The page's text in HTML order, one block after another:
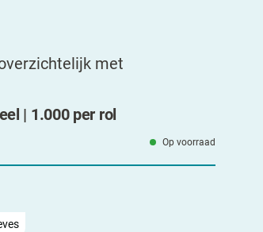
met
| 1.000 per rol
Op voorraad